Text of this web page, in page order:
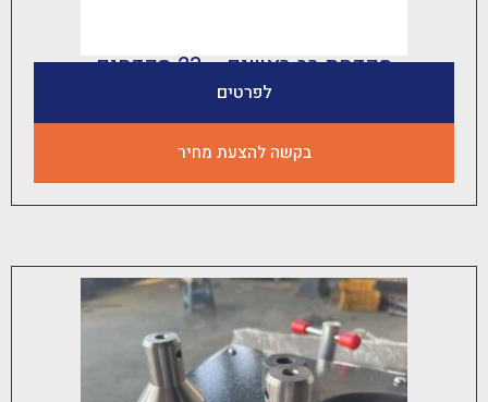
רב ראשים – 23 מקדחים
בקשה להצעת מחיר